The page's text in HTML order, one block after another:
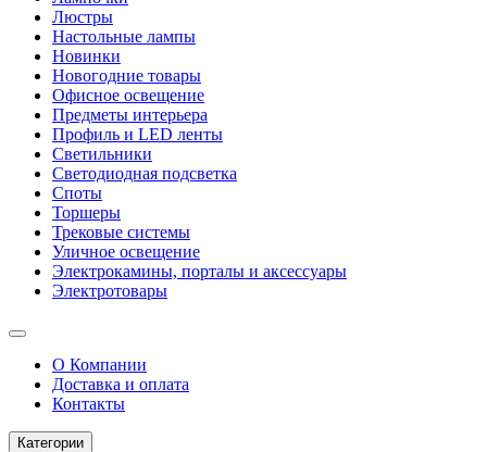
Люстры
Настольные лампы
Новинки
Новогодние товары
Офисное освещение
Предметы интерьера
Профиль и LED ленты
Светильники
Светодиодная подсветка
Споты
Торшеры
Трековые системы
Уличное освещение
Электрокамины, порталы и аксессуары
Электротовары
О Компании
Доставка и оплата
Контакты
Категории